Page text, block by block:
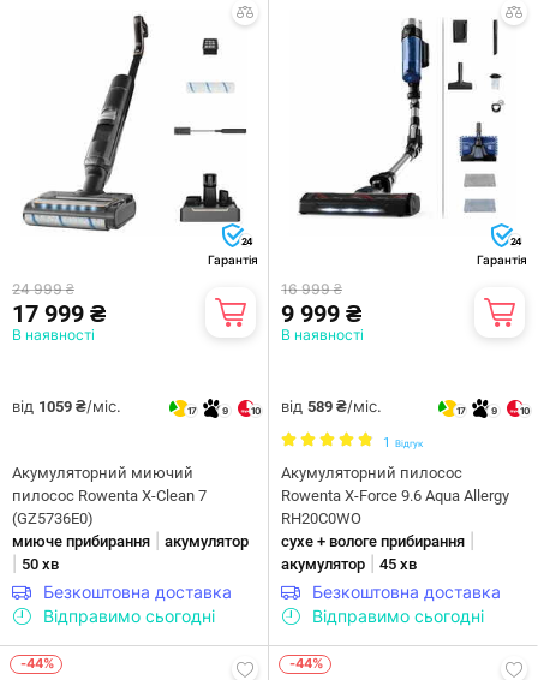
24
Гарантія
24 999 ₴
17 999 ₴
В наявності
від 1059 ₴/міс. 17 9 10
Акумуляторний миючий
пилосос Rowenta X-Clean 7
(GZ5736E0)
миюче прибирання
акумулятор
50 хв
Безкоштовна доставка
Відправимо сьогодні
24
Гарантія
16 999 ₴
9 999 ₴
В наявності
від 589 ₴/міс. 17 9 10
1 Відгук
Акумуляторний пилосос
Rowenta X-Force 9.6 Aqua Allergy
RH20C0WO
сухе + вологе прибирання
акумулятор 45 хв
Безкоштовна доставка
Відправимо сьогодні
-44% -44%